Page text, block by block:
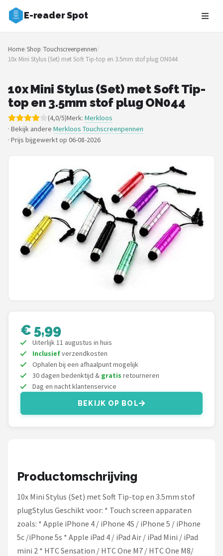
E-reader Spot
Zoeken
NAVIGATIE
Merken
Blog
Auteurs
E-readers
Shop
POPULAIRE MERKEN
Hoesje
BROTECT
Lunso
MMOBIEL
PocketBook
Geschikt voor
Goodline
Alle merken →
Home/Shop/Touchscreenpennen/
10x Mini Stylus (Set) met Soft Tip-top en 3.5mm stof plug ON044
10x Mini Stylus (Set) met Soft Tip-
top en 3.5mm stof plug ON044
(4,0/5)Merk: Merkloos
· Bekijk andere Merkloos Touchscreenpennen
· Prijs bijgewerkt op 06-08-2026
€ 5,99
Uiterlijk 11 augustus in huis
Inclusiefverzendkosten
Ophalen bij een afhaalpunt mogelijk
30 dagen bedenktijd & gratis retourneren
Dag en nacht klantenservice
BEKIJK OP BOL
Productomschrijving
10x Mini Stylus (Set) met Soft Tip-top en 3.5mm stof
plugStylus Geschikt voor: * Touch screen apparaten
zoals: * Apple iPhone 4 / iPhone 4S / iPhone 5 / iPhone
5c /iPhone 5s * Apple iPad 4 / iPad Air / iPad Mini / iPad
mini 2 * HTC Sensation / HTC One M7 / HTC One M8/